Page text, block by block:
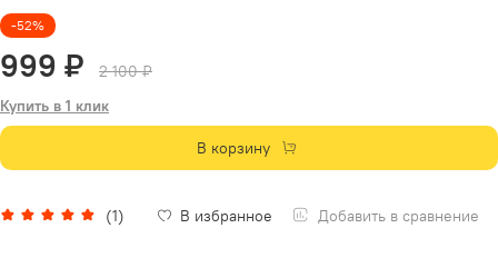
(1) В избранное Добавить в сравнение
-52%
999 ₽
2 100 ₽
Купить в 1 клик
В корзину